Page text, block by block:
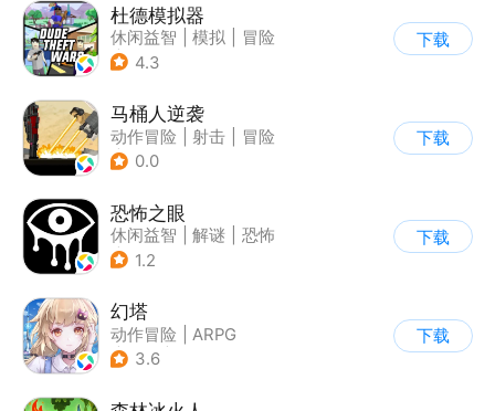
杜德模拟器
休闲益智 模拟
冒险
| 写实
4.3
下载
马桶人逆袭
动作冒险 射击
冒险
| 像素风
0.0
下载
恐怖之眼
休闲益智 解谜
恐怖
| 单机
1.2
下载
幻塔
动作冒险
ARPG
| 奇幻
3.6
下载